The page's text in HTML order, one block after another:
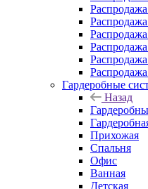
Гардеробные
Назад
Прихожая
Спальня
Офис
Ванная
Детская